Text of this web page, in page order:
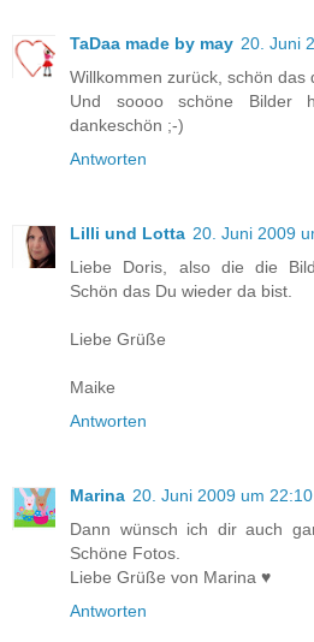
TaDaa made by may 20. Juni
Willkommen zurück, schön das
Und soooo schöne Bilder
dankeschön ;-)
Antworten
Lilli und Lotta 20. Juni 2009
Liebe Doris, also die die
Schön das Du wieder da bist.
Liebe Grüße
Maike
Antworten
Marina 20. Juni 2009 um 22:10
Dann wünsch ich dir auch
Schöne Fotos.
Liebe Grüße von Marina ♥
Antworten